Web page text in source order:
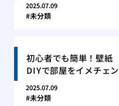
2025.07.09
未分類
初心者でも簡単！壁紙
DIYで部屋をイメチェン
2025.07.09
未分類